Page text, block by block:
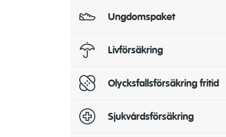
barn) död. Ersättning lämnas
Ungdomspaket
Livförsäkring
Olycksfallsförsäkring fritid
Sjukvårdsförsäkring